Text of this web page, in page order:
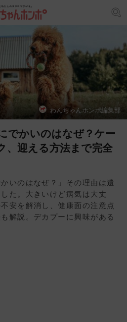
わんちゃんホンポ編集部
でかいのはなぜ？ケー
、迎える方法まで完全
いのはなぜ？」その理由は遺
た。大きいけど病気は大丈
安を解消し、健康面の注意点
解説。デカプーに興味がある